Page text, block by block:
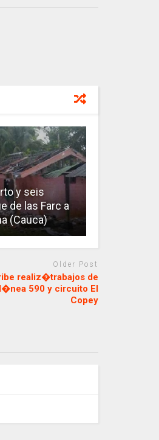
y seis
de las Farc a
(Cauca)
Older Post
realiz�trabajos de
590 y circuito El
Copey